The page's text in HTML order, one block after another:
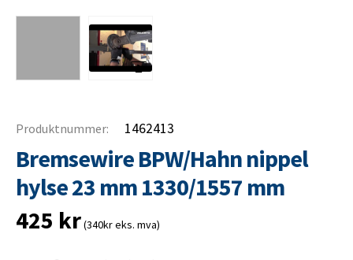
Produktnummer: 1462413
Bremsewire BPW/Hahn nippel
hylse 23 mm 1330/1557 mm
425 kr(340kr eks. mva)